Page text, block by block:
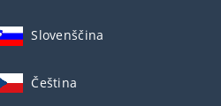
Slovenščina
Čeština